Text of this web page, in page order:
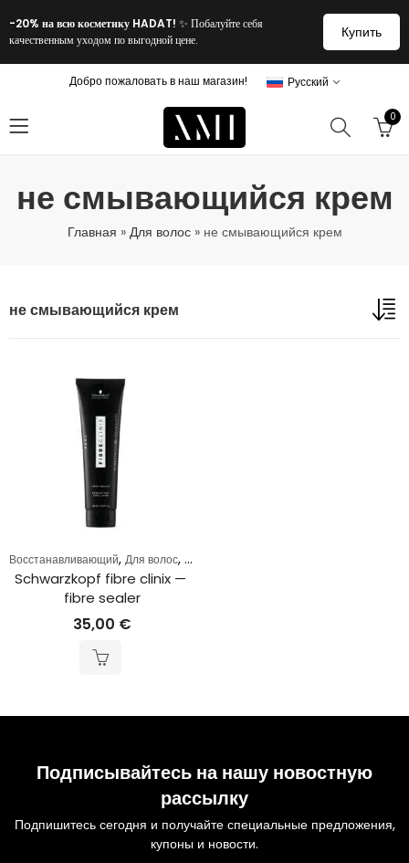
-20% на всю косметику HADAT! ✨ Побалуйте себя
качественным уходом по выгодной цене.
Купить
Добро пожаловать в наш магазин! Русский
0
не смывающийся крем
Главная » Для волос» не смывающийся крем
не смывающийся крем
Восстанавливающий, Для волос, не смывающийся крем
Schwarzkopf fibre clinix —
fibre sealer
35,00 €
Подписывайтесь на нашу новостную
рассылку
Подпишитесь сегодня и получайте специальные предложения,
купоны и новости.